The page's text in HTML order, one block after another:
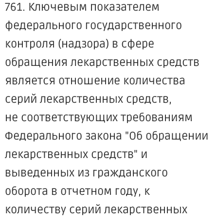
761. Ключевым показателем
федерального государственного
контроля (надзора) в сфере
обращения лекарственных средств
является отношение количества
серий лекарственных средств,
не соответствующих требованиям
Федерального закона "Об обращении
лекарственных средств" и
выведенных из гражданского
оборота в отчетном году, к
количеству серий лекарственных